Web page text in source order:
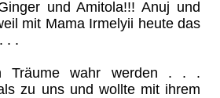
und Amitola!!! Anuj und
mit Mama Irmelyii heute das
. .
Träume wahr werden . . .
zu uns und wollte mit ihrem